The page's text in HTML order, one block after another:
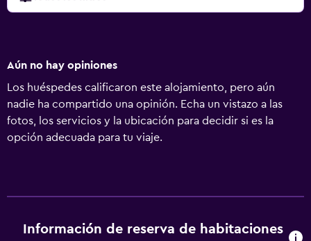
Aún no hay opiniones
Los huéspedes calificaron este alojamiento, pero aún
nadie ha compartido una opinión. Echa un vistazo a las
fotos, los servicios y la ubicación para decidir si es la
opción adecuada para tu viaje.
Información de reserva de habitaciones